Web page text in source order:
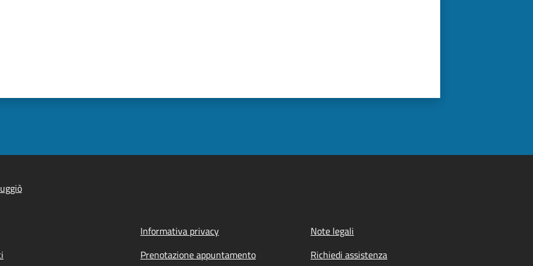
Informativa privacy
Note legali
Prenotazione appuntamento Richiedi assistenza